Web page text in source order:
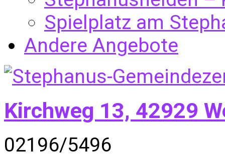
Spielplatz am
Andere Angebote
Kirchweg 13, 42929
02196/5496